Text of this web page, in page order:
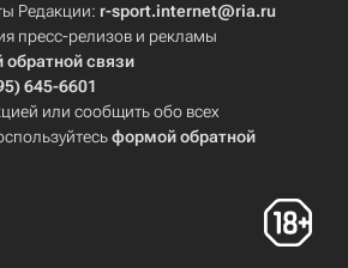
Редакции: r-sport.internet@ria.ru
пресс-релизов и рекламы
связи
645-6601
или сообщить обо всех
формой обратной